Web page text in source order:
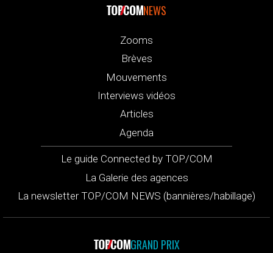
NEWS
Zooms
Brèves
Mouvements
Interviews vidéos
Articles
Agenda
Le guide Connected by TOP/COM
La Galerie des agences
La newsletter TOP/COM NEWS (bannières/habillage)
GRAND PRIX